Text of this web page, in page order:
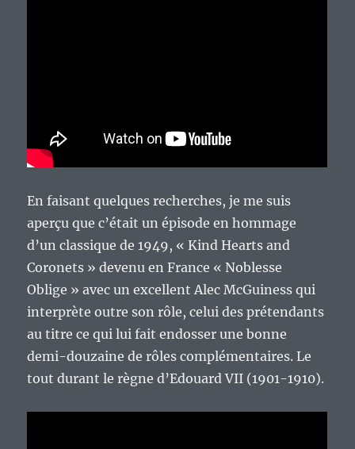
En faisant quelques recherches, je me suis
aperçu que c’était un épisode en hommage
d’un classique de 1949, « Kind Hearts and
Coronets » devenu en France « Noblesse
Oblige » avec un excellent Alec McGuiness qui
interprète outre son rôle, celui des prétendants
au titre ce qui lui fait endosser une bonne
demi-douzaine de rôles complémentaires. Le
tout durant le règne d’Edouard VII (1901-1910).